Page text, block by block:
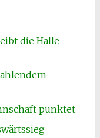
die Halle
punktet